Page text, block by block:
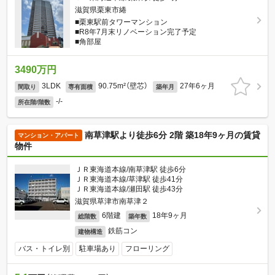
滋賀県栗東市綣
■栗東駅前タワーマンション
■R8年7月末リノベーション完了予定
■角部屋
3490万円
間取り 3LDK 専有面積 90.75m²（壁芯） 築年月 27年6ヶ月
所在階/階数 -/-
マンション・アパート
南草津駅より徒歩6分 2階 築18年9ヶ月の賃貸
物件
ＪＲ東海道本線/南草津駅 徒歩6分
ＪＲ東海道本線/草津駅 徒歩41分
ＪＲ東海道本線/瀬田駅 徒歩43分
滋賀県草津市南草津２
総階数 6階建 築年数 18年9ヶ月
建物構造 鉄筋コン
バス・トイレ別 駐車場あり フローリング